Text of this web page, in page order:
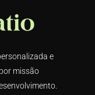
e
missão